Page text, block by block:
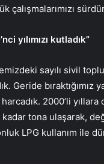
çalışmalarımızı
yılımızı kutladık”
sayılı sivil
Geride bıraktığımız
2000’li
tona ulaşarak,
LPG kullanım ile